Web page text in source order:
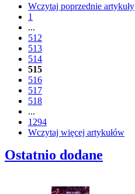
Wczytaj poprzednie artykuły
1
...
512
513
514
515
516
517
518
...
1294
Wczytaj więcej artykułów
Ostatnio dodane